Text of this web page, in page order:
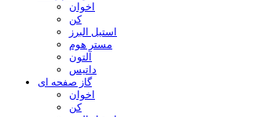
اخوان
کن
استیل البرز
مستر هوم
آلتون
داتیس
گاز صفحه ای
اخوان
کن